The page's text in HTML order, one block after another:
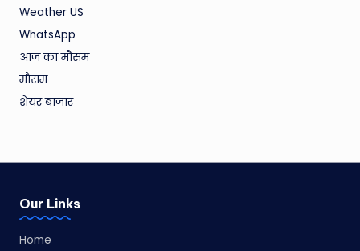
Weather US
WhatsApp
आज का मौसम
मौसम
शेयर बाजार
Our Links
Home